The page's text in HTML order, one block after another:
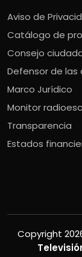
Aviso de
Catálogo de
Consejo
Defensor de las
Marco Jurídico
Monitor
Transparencia
Estados
Copyright